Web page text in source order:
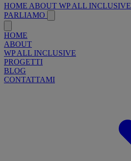
HOME ABOUT WP ALL INCLUSIVE
PARLIAMO
HOME
ABOUT
WP ALL INCLUSIVE
PROGETTI
BLOG
CONTATTAMI